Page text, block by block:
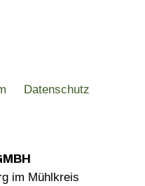
Datenschutz
im Mühlkreis